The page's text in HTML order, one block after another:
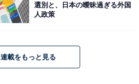
選別と、日本の曖昧過ぎる外国
人政策
連載をもっと見る